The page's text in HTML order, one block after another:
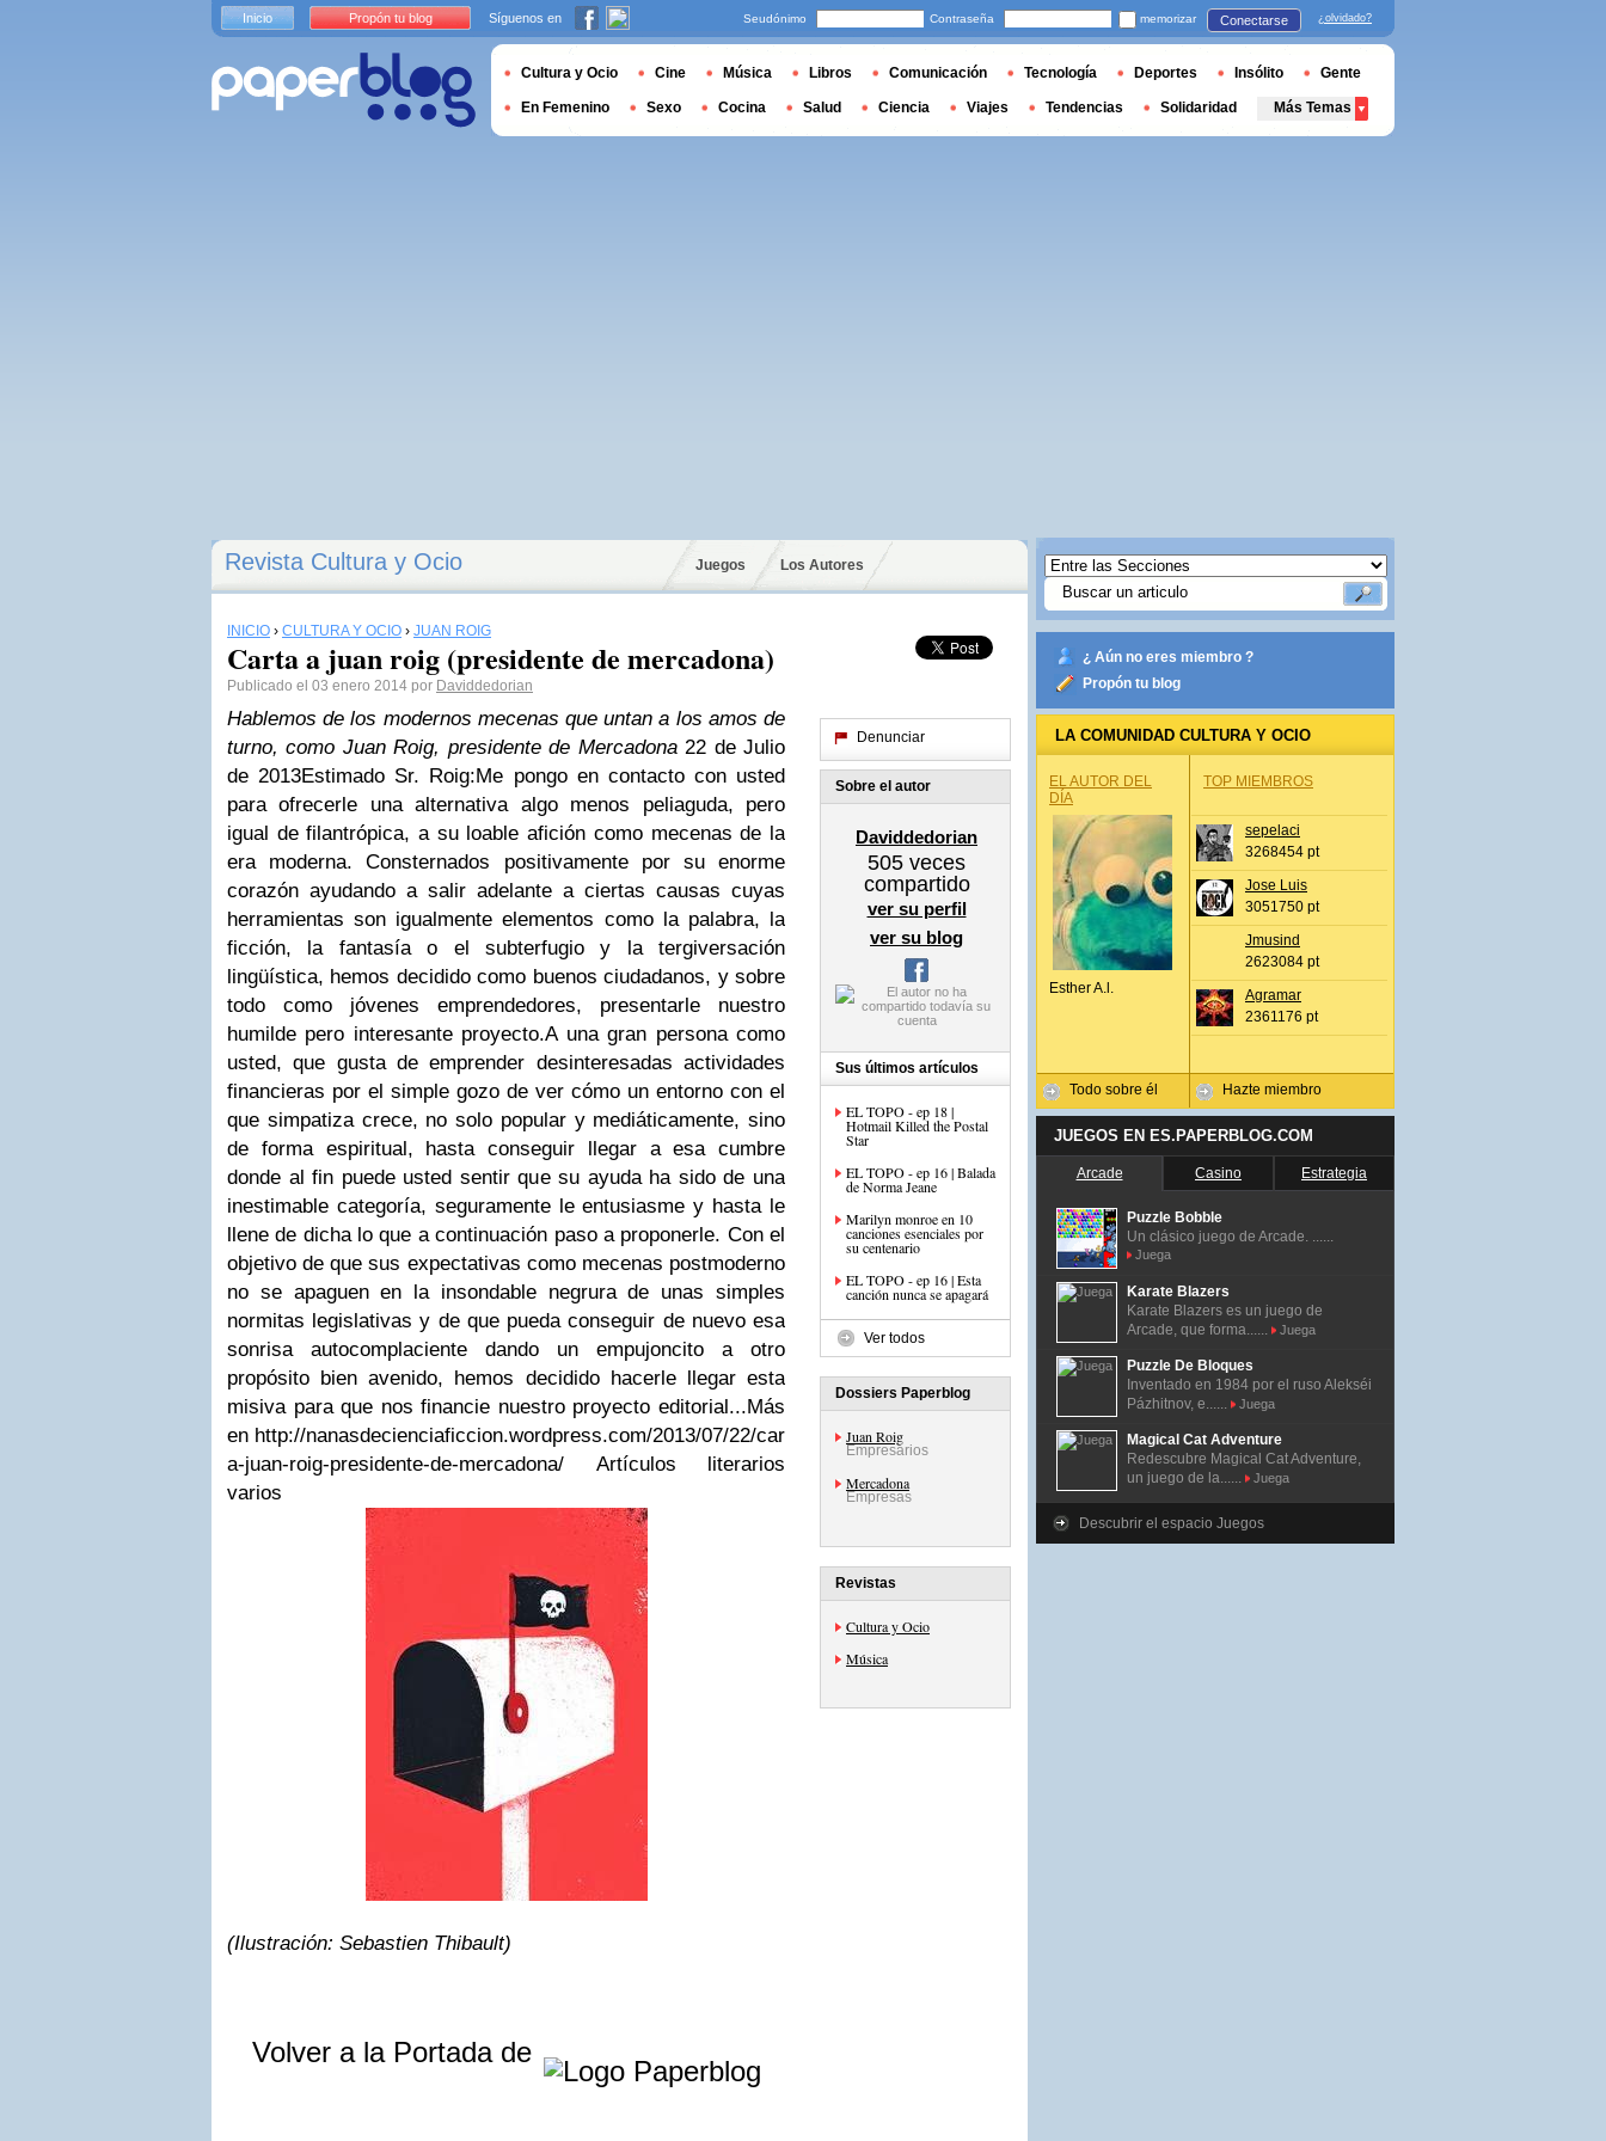
Revista Cultura y Ocio Juegos Los Autores
INICIO › CULTURA Y OCIO › JUAN ROIG
Carta a juan roig (presidente de mercadona)
Publicado el 03 enero 2014 por Daviddedorian
Hablemos de los modernos mecenas que untan a los amos de
turno, como Juan Roig, presidente de Mercadona22 de Julio
de 2013Estimado Sr. Roig:Me pongo en contacto con usted
para ofrecerle una alternativa algo menos peliaguda, pero
igual de filantrópica, a su loable afición como mecenas de la
era moderna. Consternados positivamente por su enorme
corazón ayudando a salir adelante a ciertas causas cuyas
herramientas son igualmente elementos como la palabra, la
ficción, la fantasía o el subterfugio y la tergiversación
lingüística, hemos decidido como buenos ciudadanos, y sobre
todo como jóvenes emprendedores, presentarle nuestro
humilde pero interesante proyecto.A una gran persona como
usted, que gusta de emprender desinteresadas actividades
financieras por el simple gozo de ver cómo un entorno con el
que simpatiza crece, no solo popular y mediáticamente, sino
de forma espiritual, hasta conseguir llegar a esa cumbre
donde al fin puede usted sentir que su ayuda ha sido de una
inestimable categoría, seguramente le entusiasme y hasta le
llene de dicha lo que a continuación paso a proponerle. Con el
objetivo de que sus expectativas como mecenas postmoderno
no se apaguen en la insondable negrura de unas simples
normitas legislativas y de que pueda conseguir de nuevo esa
sonrisa autocomplaciente dando un empujoncito a otro
propósito bien avenido, hemos decidido hacerle llegar esta
misiva para que nos financie nuestro proyecto editorial...Más
en http://nanasdecienciaficcion.wordpress.com/2013/07/22/carta-
a-juan-roig-presidente-de-mercadona/ Artículos literarios
varios
(Ilustración: Sebastien Thibault)
Volver a la Portada de
Denunciar
Sobre el autor
Daviddedorian
505 veces
compartido
ver su perfil
ver su blog
Sus últimos artículos
EL TOPO - ep 18 |
Hotmail Killed the Postal
Star
EL TOPO - ep 16 | Balada
de Norma Jeane
Marilyn monroe en 10
canciones esenciales por
su centenario
EL TOPO - ep 16 | Esta
canción nunca se apagará
Ver todos
Dossiers Paperblog
Juan Roig
Empresarios
Mercadona
Empresas
Revistas
Cultura y Ocio
Música
¿ Aún no eres miembro ?
Propón tu blog
LA COMUNIDAD CULTURA Y OCIO
EL AUTOR DEL
DÍA
Esther A.l.
Todo sobre él
TOP MIEMBROS
sepelaci
3268454 pt
Jose Luis
3051750 pt
Jmusind
2623084 pt
Agramar
2361176 pt
Hazte miembro
JUEGOS EN ES.PAPERBLOG.COM
Arcade Casino Estrategia
Puzzle Bobble
Un clásico juego de Arcade. ......
Juega
Karate Blazers
Karate Blazers es un juego de
Arcade, que forma......
Juega
Puzzle De Bloques
Inventado en 1984 por el ruso Alekséi
Pázhitnov, e......
Juega
Magical Cat Adventure
Redescubre Magical Cat Adventure,
un juego de la......
Juega
Descubrir el espacio Juegos
Inicio Propón tu blog Síguenos en Seudónimo Contraseña memorizar Conectarse ¿olvidado?
Cultura y Ocio Cine Música Libros Comunicación Tecnología Deportes Insólito Gente
En Femenino Sexo Cocina Salud Ciencia Viajes Tendencias Solidaridad Más Temas